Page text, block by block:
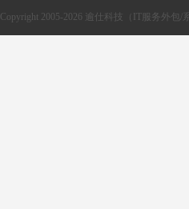
Copyright 2005-2026 逾仕科技（IT服务外包